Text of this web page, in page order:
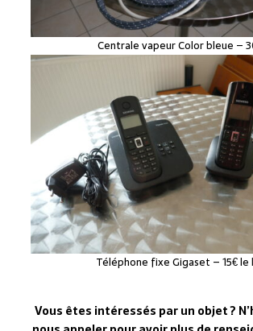
Centrale vapeur Color bleue –
Téléphone fixe Gigaset – 15€ le
Vous êtes intéressés par un objet ?